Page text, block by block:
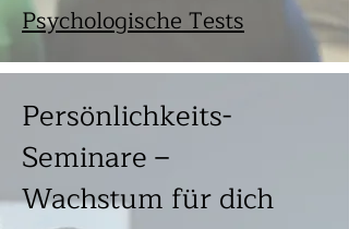
Psychologische Tests
Persönlichkeits-
Seminare –
Wachstum für dich